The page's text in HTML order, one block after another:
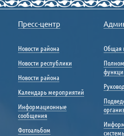
Пресс-центр
Новости района
Новости республики
Новости района
Календарь мероприятий
Информационные
сообщения
Фотоальбом
Общая